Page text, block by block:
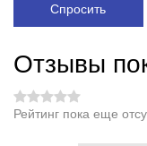
Спросить
Отзывы
Рейтинг пока еще